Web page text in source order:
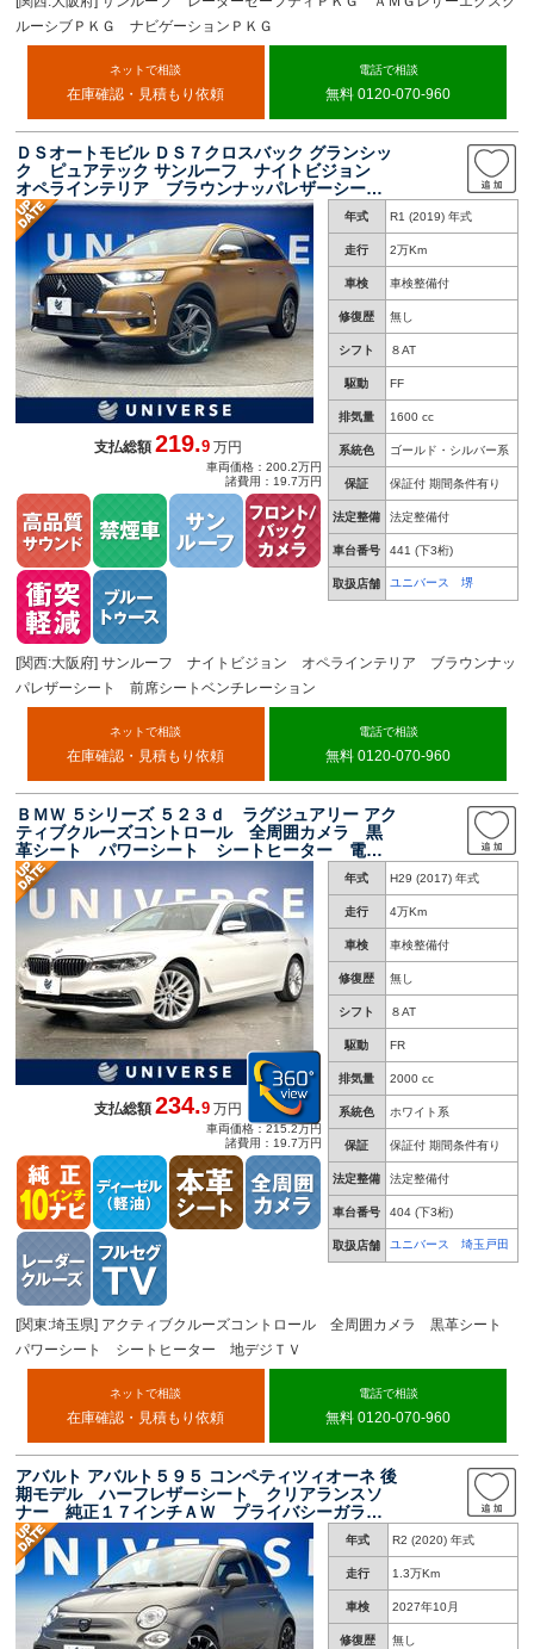
ルーシブＰＫＧ ナビゲーションＰＫＧ
ネットで相談
在庫確認・見積もり依頼
電話で相談
無料 0120-070-960
ＤＳオートモビル ＤＳ７クロスバック グランシッ
ク ピュアテック サンルーフ ナイトビジョン
オペラインテリア ブラウンナッパレザーシー
ト 前席シートベンチレーション 全席シートヒ
ーター レーダークルーズコントロール ３６０
度ビジョン 電動リアゲート 禁煙車
年式 R1 (2019) 年式
走行 2万Km
車検 車検整備付
修復歴 無し
シフト ８AT
駆動 FF
排気量 1600 cc
系統色 ゴールド・シルバー系
保証 保証付 期間条件有り
法定整備 法定整備付
車台番号 441 (下3桁)
取扱店舗 ユニバース 堺
支払総額219.9 万円
車両価格：200.2万円
諸費用：19.7万円
[関西:大阪府] サンルーフ ナイトビジョン オペラインテリア ブラウンナッ
パレザーシート 前席シートベンチレーション
ネットで相談
在庫確認・見積もり依頼
電話で相談
無料 0120-070-960
ＢＭＷ ５シリーズ ５２３ｄ ラグジュアリー アク
ティブクルーズコントロール 全周囲カメラ 黒
革シート パワーシート シートヒーター 電動
リアゲート コンフォートアクセス ＬＥＤヘッ
ドランプ 純正ナビ Ｂｌｕｅｔｏｏｔｈ 地デ
ジＴＶ
年式 H29 (2017) 年式
走行 4万Km
車検 車検整備付
修復歴 無し
シフト ８AT
駆動 FR
排気量 2000 cc
系統色 ホワイト系
保証 保証付 期間条件有り
法定整備 法定整備付
車台番号 404 (下3桁)
取扱店舗 ユニバース 埼玉戸田
支払総額234.9 万円
車両価格：215.2万円
諸費用：19.7万円
[関東:埼玉県] アクティブクルーズコントロール 全周囲カメラ 黒革シート
パワーシート シートヒーター 地デジＴＶ
ネットで相談
在庫確認・見積もり依頼
電話で相談
無料 0120-070-960
アバルト アバルト５９５ コンペティツィオーネ 後
期モデル ハーフレザーシート クリアランスソ
ナー 純正１７インチＡＷ プライバシーガラ
ス ガンメタリックインパネ加飾 ガンメタリッ
クフロントスポイラー ガンメタリックドアミラ
ー 禁煙車
年式 R2 (2020) 年式
走行 1.3万Km
車検 2027年10月
修復歴 無し